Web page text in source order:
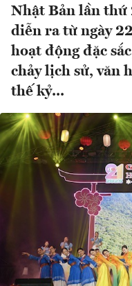
Nhật Bản lần thứ
diễn ra từ ngày
hoạt động đặc
chảy lịch sử, văn
thế kỷ...